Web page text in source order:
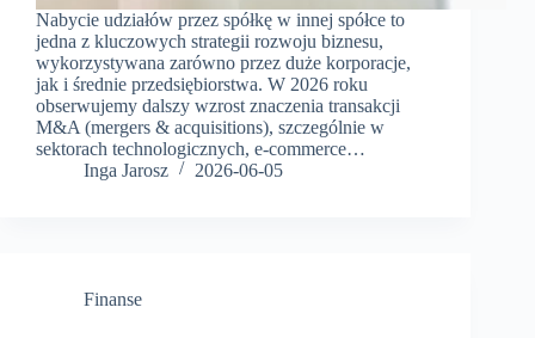
Nabycie udziałów przez spółkę w innej spółce to
jedna z kluczowych strategii rozwoju biznesu,
wykorzystywana zarówno przez duże korporacje,
jak i średnie przedsiębiorstwa. W 2026 roku
obserwujemy dalszy wzrost znaczenia transakcji
M&A (mergers & acquisitions), szczególnie w
sektorach technologicznych, e-commerce…
Inga Jarosz
2026-06-05
Finanse